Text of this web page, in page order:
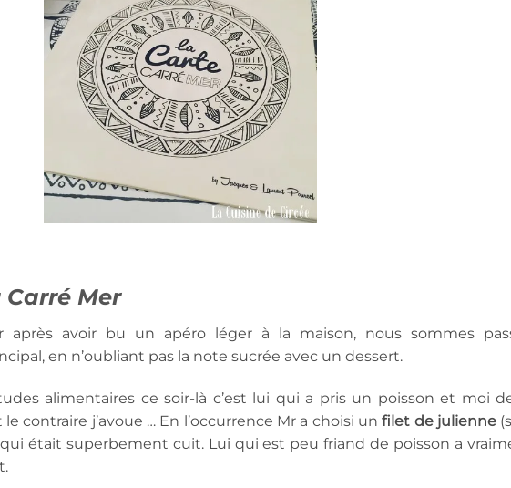
Mer
après avoir bu un apéro léger à la maison, nous sommes
en n’oubliant pas la note sucrée avec un dessert.
alimentaires ce soir-là c’est lui qui a pris un poisson et moi
le contraire j’avoue … En l’occurrence Mr a choisi unfilet de julienne
était superbement cuit. Lui qui est peu friand de poisson a